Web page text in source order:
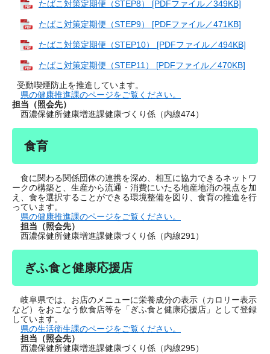
たばこ対策定期便（STEP8） [PDFファイル／349KB]
たばこ対策定期便（STEP9） [PDFファイル／471KB]
たばこ対策定期便（STEP10） [PDFファイル／494KB]
たばこ対策定期便（STEP11） [PDFファイル／470KB]
受動喫煙防止を推進しています。
県の健康推進課のページをご覧ください。
担当（照会先）
西濃保健所健康増進課健康づくり係（内線474）
食育
食に関わる関係団体の連携を深め、相互に協力できるネットワ
ークの構築と、生産から流通・消費にいたる地産地消の視点を加
え、食を選択することができる環境整備を図り、食育の推進を行
っています。
県の健康推進課のページをご覧ください。
担当（照会先）
西濃保健所健康増進課健康づくり係（内線291）
ぎふ食と健康応援店
岐阜県では、お店のメニューに栄養成分の表示（カロリー表示
など）をおこなう飲食店等を「ぎふ食と健康応援店」として登録
しています。
県の生活衛生課のページをご覧ください。
担当（照会先）
西濃保健所健康増進課健康づくり係（内線295）